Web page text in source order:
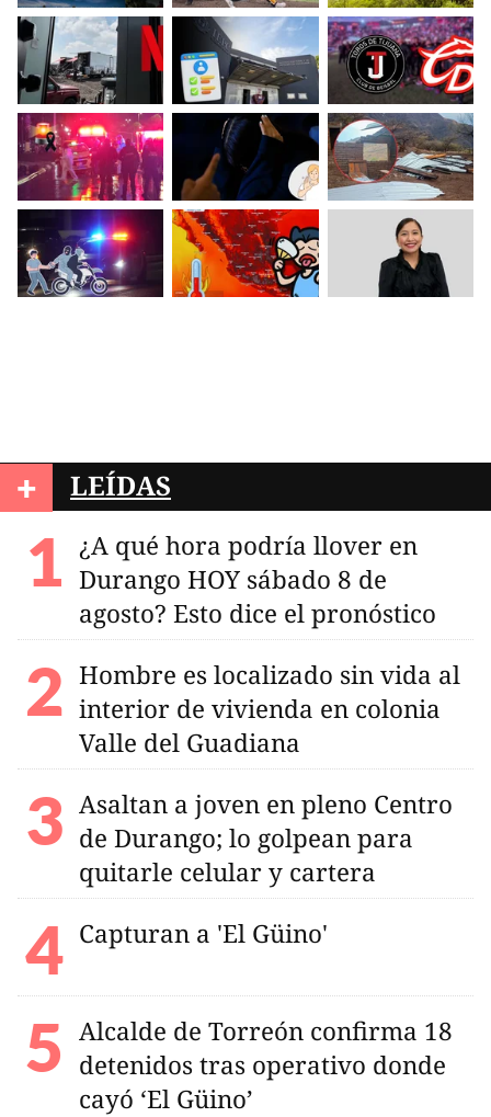
+ LEÍDAS
¿A qué hora podría llover en
Durango HOY sábado 8 de
agosto? Esto dice el pronóstico
Hombre es localizado sin vida al
interior de vivienda en colonia
Valle del Guadiana
Asaltan a joven en pleno Centro
de Durango; lo golpean para
quitarle celular y cartera
Capturan a 'El Güino'
Alcalde de Torreón confirma 18
detenidos tras operativo donde
cayó ‘El Güino’